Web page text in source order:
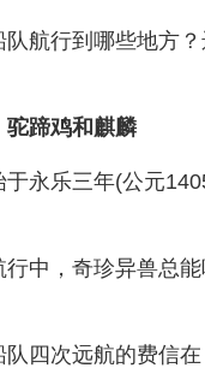
队航行到哪些地方
驼蹄鸡和麒麟
永乐三年(公元
中，奇珍异兽总能
队四次远航的费信